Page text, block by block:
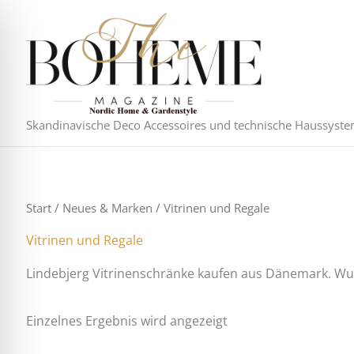
springen
Skandinavische Deco Accessoires und technische
Start/ Neues & Marken / Vitrinen und Regale
Vitrinen und Regale
Lindebjerg Vitrinenschränke kaufen aus Dänemark.
Einzelnes Ergebnis wird angezeigt